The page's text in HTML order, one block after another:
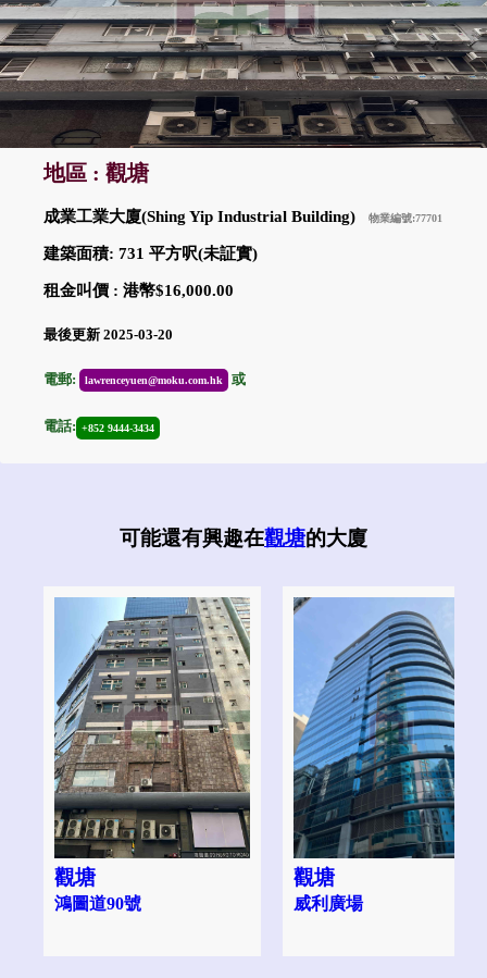
地區 : 觀塘
成業工業大廈(Shing Yip Industrial Building) 物業編號:77701
建築面積: 731 平方呎(未証實)
租金叫價 : 港幣$16,000.00
最後更新 2025-03-20
電郵: lawrenceyuen@moku.com.hk 或
電話: +852 9444-3434
可能還有興趣在觀塘的大廈
觀塘
鴻圖道90號
觀塘
威利廣場